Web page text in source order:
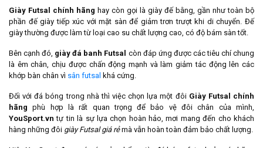
Giày Futsal chính hãng hay còn gọi là giày đế bằng, gần như toàn bộ
phần đế giày tiếp xúc với mặt sàn để giảm trơn trượt khi di chuyển. Đế
giày thường được làm từ loại cao su chất lượng cao, có độ bám sàn tốt.
Bên cạnh đó, giày đá banh Futsal còn đáp ứng được các tiêu chí chung
là êm chân, chịu được chấn động mạnh và làm giảm tác động lên các
khớp bàn chân vì sân futsal khá cứng.
Đối với đá bóng trong nhà thì việc chọn lựa một đôi Giày Futsal chính
hãng phù hợp là rất quan trọng để bảo vệ đôi chân của mình,
YouSport.vn tự tin là sự lựa chọn hoàn hảo, mơi mang đến cho khách
hàng những đôi giày Futsal giá rẻmà vẫn hoàn toàn đảm bảo chất lượng.